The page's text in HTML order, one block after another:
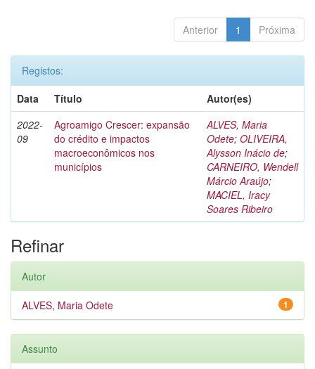
Anterior 1 Próxima
Registos:
Data
Título
Autor(es)
2022-
09
Agroamigo Crescer: expansão
do crédito e impactos
macroeconômicos nos
municípios
ALVES, Maria
Odete; OLIVEIRA,
Alysson Inácio de;
CARNEIRO, Wendell
Márcio Araújo;
MACIEL, Iracy
Soares Ribeiro
Refinar
Autor
1
ALVES, Maria Odete
Assunto